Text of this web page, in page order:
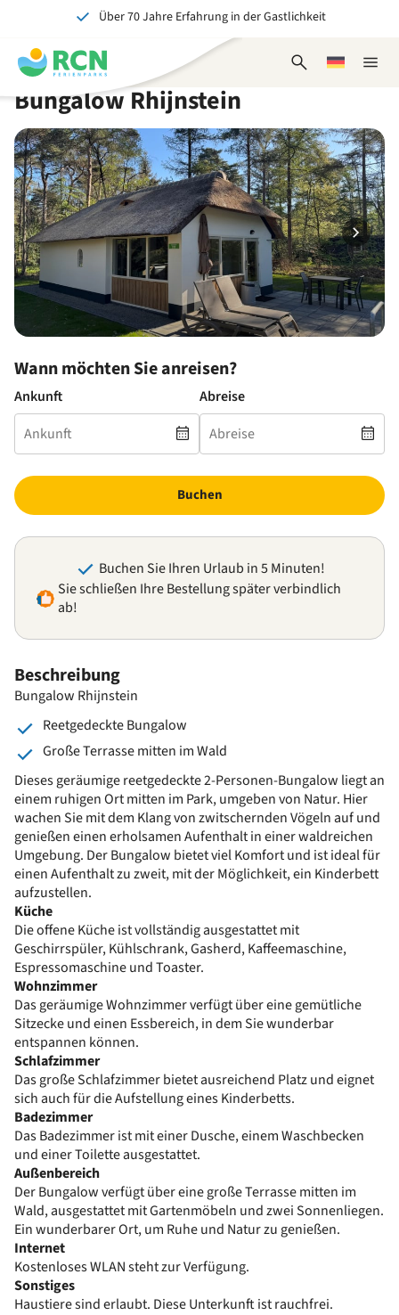
springen
springen
springen
springen
Über 70 Jahre Erfahrung in der Gastlichkeit
Ein tolles Erlebnis für Jung und Alt
Suchformular
Wählen
Bungalow Rhijnstein
Beschreibung
Bungalow Rhijnstein
Reetgedeckte Bungalow
Große Terrasse mitten im Wald
Dieses geräumige reetgedeckte 2-Personen-Bungalow liegt an
einem ruhigen Ort mitten im Park, umgeben von Natur. Hier
wachen Sie mit dem Klang von zwitschernden Vögeln auf und
genießen einen erholsamen Aufenthalt in einer waldreichen
Umgebung. Der Bungalow bietet viel Komfort und ist ideal für
einen Aufenthalt zu zweit, mit der Möglichkeit, ein Kinderbett
aufzustellen.
Küche
Die offene Küche ist vollständig ausgestattet mit
Geschirrspüler, Kühlschrank, Gasherd, Kaffeemaschine,
Espressomaschine und Toaster.
Wohnzimmer
Das geräumige Wohnzimmer verfügt über eine gemütliche
Sitzecke und einen Essbereich, in dem Sie wunderbar
entspannen können.
Schlafzimmer
Das große Schlafzimmer bietet ausreichend Platz und eignet
sich auch für die Aufstellung eines Kinderbetts.
Badezimmer
Das Badezimmer ist mit einer Dusche, einem Waschbecken
und einer Toilette ausgestattet.
Außenbereich
Der Bungalow verfügt über eine große Terrasse mitten im
Wald, ausgestattet mit Gartenmöbeln und zwei Sonnenliegen.
Ein wunderbarer Ort, um Ruhe und Natur zu genießen.
Internet
Kostenloses WLAN steht zur Verfügung.
Sonstiges
Haustiere sind erlaubt. Diese Unterkunft ist rauchfrei.
Wann möchten Sie anreisen?
Ankunft Abreise
Buchen
Buchen Sie Ihren Urlaub in 5 Minuten!
Sie schließen Ihre Bestellung später verbindlich
ab!